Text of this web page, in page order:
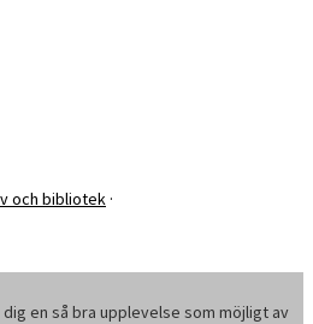
och bibliotek ·
en så bra upplevelse som möjligt av